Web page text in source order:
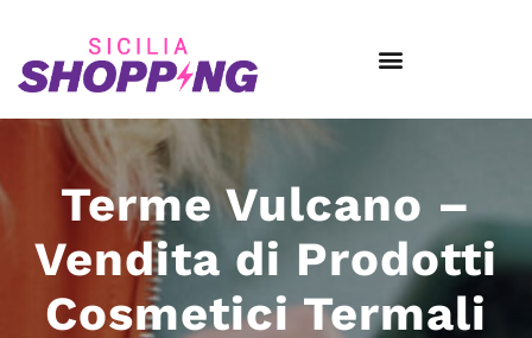
Terme Vulcano –
Vendita di Prodotti
Cosmetici Termali